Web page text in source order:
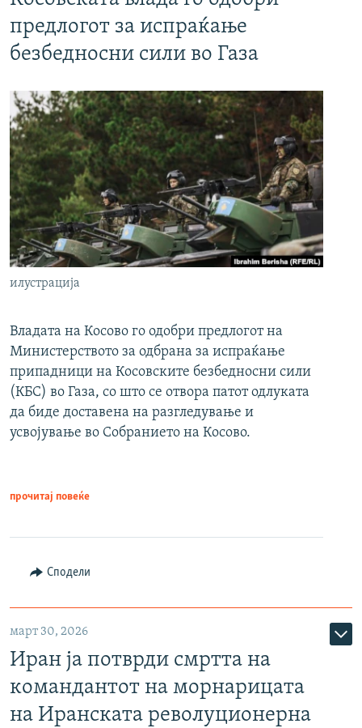
предлогот за испраќање
безбедносни сили во Газа
илустрација
Владата на Косово го одобри предлогот на
Министерството за одбрана за испраќање
припадници на Косовските безбедносни сили
(КБС) во Газа, со што се отвора патот одлуката
да биде доставена на разгледување и
усвојување во Собранието на Косово.
прочитај повеќе
Сподели
март 30, 2026
Иран ја потврди смртта на
командантот на морнарицата
на Иранската револуционерна